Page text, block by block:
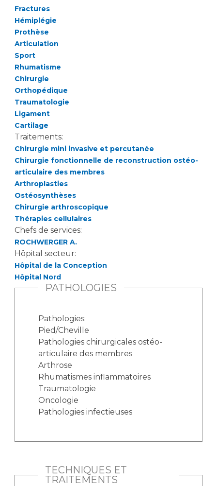
Qualité
Nos indicateurs qualité et de sécurité des soins
Protection des données
Sécurité
Les recherches en santé à l’AP-HM
Lieu de santé sans tabac
Documents utiles
Fractures
Hémiplégie
Prothèse
Articulation
Sport
Rhumatisme
Chirurgie
Orthopédique
Traumatologie
Ligament
Cartilage
Traitements:
Chirurgie mini invasive et percutanée
Chirurgie fonctionnelle de reconstruction ostéo-
articulaire des membres
Arthroplasties
Ostéosynthèses
Chirurgie arthroscopique
Thérapies cellulaires
Chefs de services:
ROCHWERGER A.
Hôpital secteur:
Hôpital de la Conception
Hôpital Nord
PATHOLOGIES
Pathologies:
Pied/Cheville
Pathologies chirurgicales ostéo-
articulaire des membres
Arthrose
Rhumatismes inflammatoires
Traumatologie
Oncologie
Pathologies infectieuses
TECHNIQUES ET
TRAITEMENTS